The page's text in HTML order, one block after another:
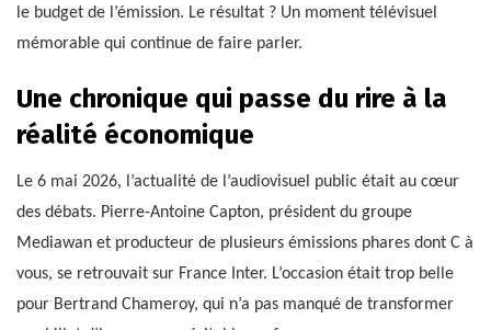
le budget de l’émission. Le résultat ? Un moment télévisuel
mémorable qui continue de faire parler.
Une chronique qui passe du rire à la
réalité économique
Le 6 mai 2026, l’actualité de l’audiovisuel public était au cœur
des débats. Pierre-Antoine Capton, président du groupe
Mediawan et producteur de plusieurs émissions phares dont C à
vous, se retrouvait sur France Inter. L’occasion était trop belle
pour Bertrand Chameroy, qui n’a pas manqué de transformer